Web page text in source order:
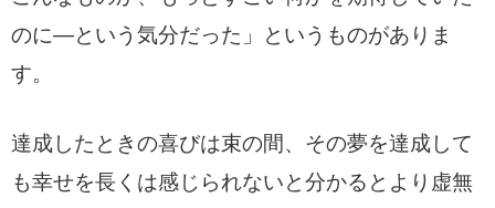
のに―という気分だった」というものがありま
す。
達成したときの喜びは束の間、その夢を達成して
も幸せを長くは感じられないと分かるとより虚無